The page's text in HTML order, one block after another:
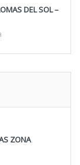
DEL SOL –
ZONA